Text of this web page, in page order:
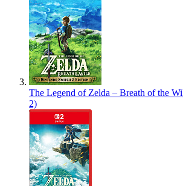
The Legend of Zelda – Breath of the
2)